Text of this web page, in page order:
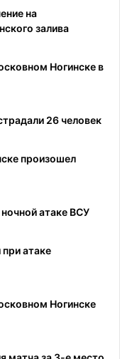
на
залива
Ногинске в
26 человек
произошел
атаке ВСУ
атаке
Ногинске